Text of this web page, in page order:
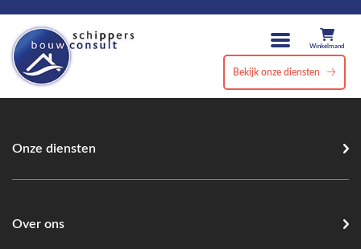
Winkelmand
Bekijk onze diensten
Onze diensten
Over ons